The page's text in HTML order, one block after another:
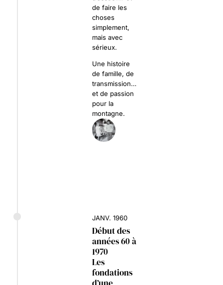
de faire les
choses
simplement,
mais avec
sérieux.
Une histoire
de famille, de
transmission…
et de passion
pour la
montagne.
JANV. 1960
Début des
années 60 à
1970
Les
fondations